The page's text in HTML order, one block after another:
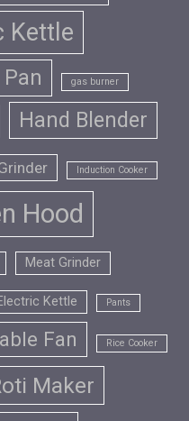
Kettle
Pan gas burner
Hand Blender
Induction Cooker
Hood
Meat Grinder
Kettle Pants
Fan Rice Cooker
Maker